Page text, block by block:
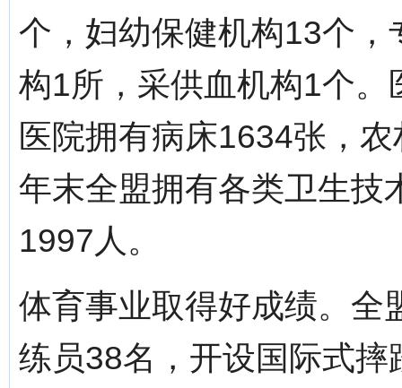
个，妇幼保健机构13个
构1所，采供血机构1个
医院拥有病床1634张，
年末全盟拥有各类卫生技
1997人。
体育事业取得好成绩。全
练员38名，开设国际式